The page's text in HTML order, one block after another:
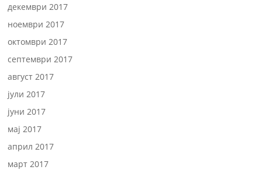
декември 2017
ноември 2017
октомври 2017
септември 2017
август 2017
јули 2017
јуни 2017
мај 2017
април 2017
март 2017